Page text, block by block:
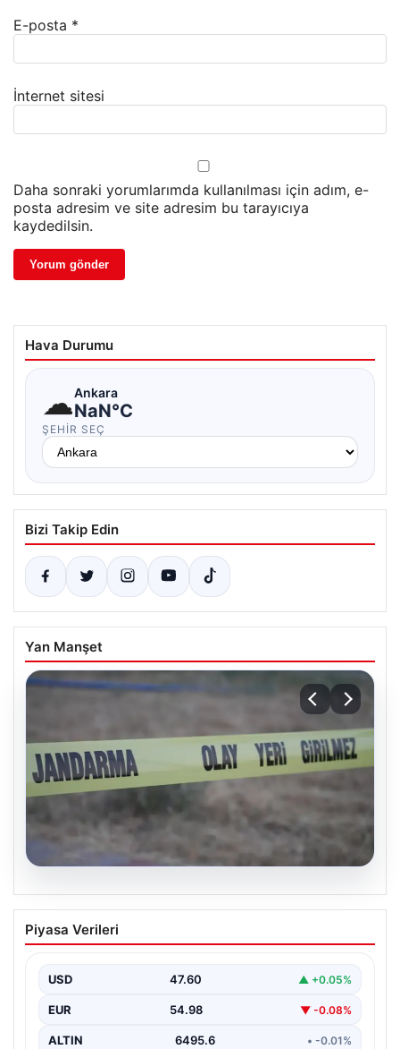
E-posta *
İnternet sitesi
Daha sonraki yorumlarımda kullanılması için adım, e-
posta adresim ve site adresim bu tarayıcıya
kaydedilsin.
Hava Durumu
☁Ankara
NaN°C
ŞEHIR SEÇ
Bizi Takip Edin
Yan Manşet
06.08.2026
Muğla’da 4 Günlük Aramanın Ardından
Mehmet Ali Y.’nin Cansız Bedeni
Muğla’nın Seydikemer ilçesinde, dört gün boyunca
Piyasa Verileri
USD 47.60 ▲ +0.05%
EUR 54.98 ▼ -0.08%
ALTIN 6495.6 • -0.01%